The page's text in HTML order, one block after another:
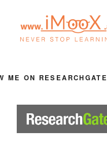
ME ON RESEARCHGATE